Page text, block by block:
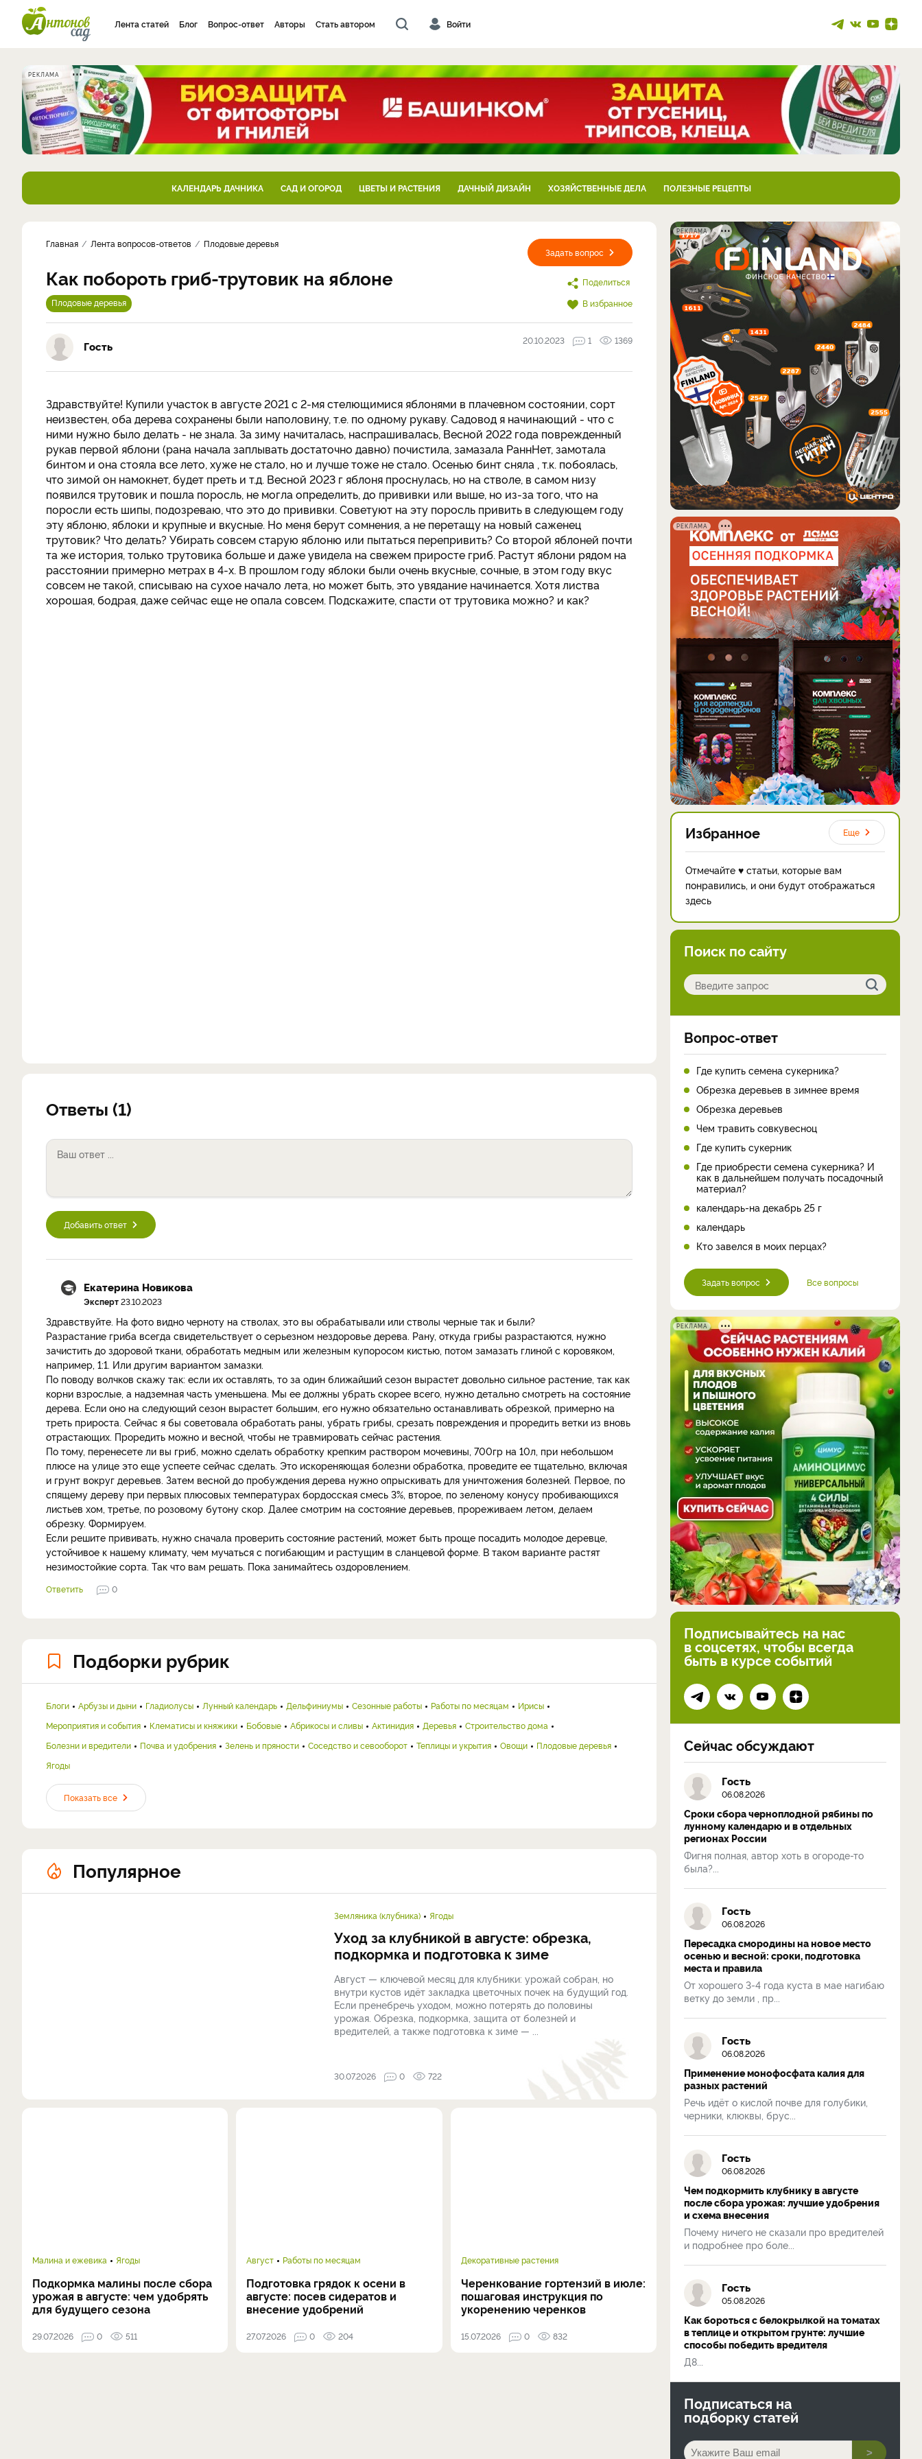
Лента статей Блог Вопрос-ответ Авторы Стать автором Войти
РЕКЛАМА
КАЛЕНДАРЬ ДАЧНИКА САД И ОГОРОД ЦВЕТЫ И РАСТЕНИЯ ДАЧНЫЙ ДИЗАЙН ХОЗЯЙСТВЕННЫЕ ДЕЛА ПОЛЕЗНЫЕ РЕЦЕПТЫ
Задать вопрос
Поделиться
В избранное
Главная Лента вопросов-ответов Плодовые деревья
Как побороть гриб-трутовик на яблоне
Плодовые деревья
Гость 20.10.2023 1 1369
Здравствуйте! Купили участок в августе 2021 с 2-мя стелющимися яблонями в плачевном состоянии, сорт
неизвестен, оба дерева сохранены были наполовину, т.е. по одному рукаву. Садовод я начинающий - что с
ними нужно было делать - не знала. За зиму начиталась, наспрашивалась, Весной 2022 года поврежденный
рукав первой яблони (рана начала заплывать достаточно давно) почистила, замазала РаннНет, замотала
бинтом и она стояла все лето, хуже не стало, но и лучше тоже не стало. Осенью бинт сняла , т.к. побоялась,
что зимой он намокнет, будет преть и т.д. Весной 2023 г яблоня проснулась, но на стволе, в самом низу
появился трутовик и пошла поросль, не могла определить, до прививки или выше, но из-за того, что на
поросли есть шипы, подозреваю, что это до прививки. Советуют на эту поросль привить в следующем году
эту яблоню, яблоки и крупные и вкусные. Но меня берут сомнения, а не перетащу на новый саженец
трутовик? Что делать? Убирать совсем старую яблоню или пытаться перепривить? Со второй яблоней почти
та же история, только трутовика больше и даже увидела на свежем приросте гриб. Растут яблони рядом на
расстоянии примерно метрах в 4-х. В прошлом году яблоки были очень вкусные, сочные, в этом году вкус
совсем не такой, списываю на сухое начало лета, но может быть, это увядание начинается. Хотя листва
хорошая, бодрая, даже сейчас еще не опала совсем. Подскажите, спасти от трутовика можно? и как?
Ответы (1)
Добавить ответ
Екатерина Новикова
Эксперт23.10.2023
Здравствуйте. На фото видно черноту на стволах, это вы обрабатывали или стволы черные так и были?
Разрастание гриба всегда свидетельствует о серьезном нездоровье дерева. Рану, откуда грибы разрастаются, нужно
зачистить до здоровой ткани, обработать медным или железным купоросом кистью, потом замазать глиной с коровяком,
например, 1:1. Или другим вариантом замазки.
По поводу волчков скажу так: если их оставлять, то за один ближайший сезон вырастет довольно сильное растение, так как
корни взрослые, а надземная часть уменьшена. Мы ее должны убрать скорее всего, нужно детально смотреть на состояние
дерева. Если оно на следующий сезон вырастет большим, его нужно обязательно останавливать обрезкой, примерно на
треть прироста. Сейчас я бы советовала обработать раны, убрать грибы, срезать повреждения и проредить ветки из вновь
отрастающих. Проредить можно и весной, чтобы не травмировать сейчас растения.
По тому, перенесете ли вы гриб, можно сделать обработку крепким раствором мочевины, 700гр на 10л, при небольшом
плюсе на улице это еще успеете сейчас сделать. Это искореняющая болезни обработка, проведите ее тщательно, включая
и грунт вокруг деревьев. Затем весной до пробуждения дерева нужно опрыскивать для уничтожения болезней. Первое, по
спящему дереву при первых плюсовых температурах бордосская смесь 3%, второе, по зеленому конусу пробивающихся
листьев хом, третье, по розовому бутону скор. Далее смотрим на состояние деревьев, прореживаем летом, делаем
обрезку. Формируем.
Если решите прививать, нужно сначала проверить состояние растений, может быть проще посадить молодое деревце,
устойчивое к нашему климату, чем мучаться с погибающим и растущим в сланцевой форме. В таком варианте растят
незимостойкие сорта. Так что вам решать. Пока занимайтесь оздоровлением.
Ответить 0
Подборки рубрик
Блоги Арбузы и дыни Гладиолусы Лунный календарь Дельфиниумы Сезонные работы Работы по месяцам
Ирисы
Мероприятия и события
Клематисы и княжики Бобовые Абрикосы и сливы Актинидия Деревья
Строительство дома
Болезни и вредители
Почва и удобрения Зелень и пряности Соседство и севооборот Теплицы и укрытия Овощи
Плодовые деревья
Ягоды
Показать все
Популярное
Земляника (клубника) Ягоды
Уход за клубникой в августе: обрезка,
подкормка и подготовка к зиме
Август — ключевой месяц для клубники: урожай собран, но
внутри кустов идёт закладка цветочных почек на будущий год.
Если пренебречь уходом, можно потерять до половины
урожая. Обрезка, подкормка, защита от болезней и
вредителей, а также подготовка к зиме — ...
30.07.2026 0 722
Малина и ежевика Ягоды
Подкормка малины после сбора
урожая в августе: чем удобрять
для будущего сезона
29.07.2026 0 511
Август Работы по месяцам
Подготовка грядок к осени в
августе: посев сидератов и
внесение удобрений
27.07.2026 0 204
Декоративные растения
Черенкование гортензий в июле:
пошаговая инструкция по
укоренению черенков
15.07.2026 0 832
РЕКЛАМА
РЕКЛАМА
Избранное Еще
Отмечайте ♥ статьи, которые вам
понравились, и они будут отображаться
здесь
Поиск по сайту
Вопрос-ответ
Где купить семена сукерника?
Обрезка деревьев в зимнее время
Обрезка деревьев
Чем травить совкувесноц
Где купить сукерник
Где приобрести семена сукерника? И
как в дальнейшем получать посадочный
материал?
календарь-на декабрь 25 г
календарь
Кто завелся в моих перцах?
Задать вопрос Все вопросы
РЕКЛАМА
Подписывайтесь на нас
в соцсетях, чтобы всегда
быть в курсе событий
Сейчас обсуждают
Гость
06.08.2026
Сроки сбора черноплодной рябины по
лунному календарю и в отдельных
регионах России
Фигня полная, автор хоть в огороде-то
была?...
Гость
06.08.2026
Пересадка смородины на новое место
осенью и весной: сроки, подготовка
места и правила
От хорошего 3-4 года куста в мае нагибаю
ветку до земли , пр...
Гость
06.08.2026
Применение монофосфата калия для
разных растений
Речь идёт о кислой почве для голубики,
черники, клюквы, брус...
Гость
06.08.2026
Чем подкормить клубнику в августе
после сбора урожая: лучшие удобрения
и схема внесения
Почему ничего не сказали про вредителей
и подробнее про боле...
Гость
05.08.2026
Как бороться с белокрылкой на томатах
в теплице и открытом грунте: лучшие
способы победить вредителя
Д8...
Подписаться на
подборку статей
>